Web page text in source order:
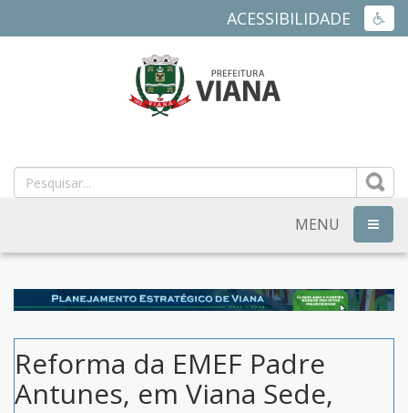
ACESSIBILIDADE
MUNICIPAL
DE
VIANA
ES
MENU
Reforma da EMEF Padre
Antunes, em Viana Sede,